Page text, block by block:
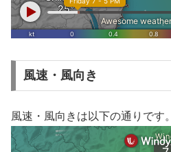
風速・風向き
風速・風向きは以下の通りです。